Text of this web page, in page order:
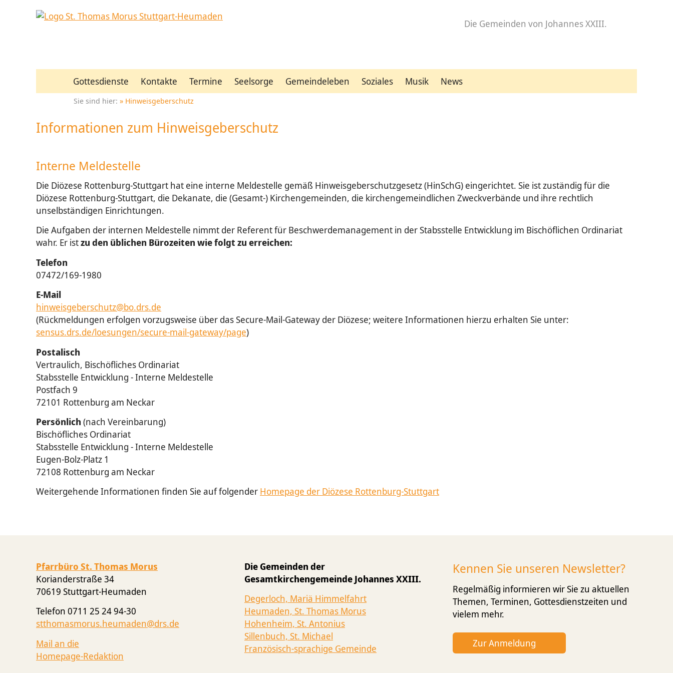
Die Gemeinden von Johannes XXIII.
Gottesdienste Kontakte Termine Seelsorge Gemeindeleben Soziales Musik News
Hinweisgeberschutz
Informationen zum Hinweisgeberschutz
Interne Meldestelle
Die Diözese Rottenburg-Stuttgart hat eine interne Meldestelle gemäß Hinweisgeberschutzgesetz (HinSchG) eingerichtet. Sie ist zuständig für die
Diözese Rottenburg-Stuttgart, die Dekanate, die (Gesamt-) Kirchengemeinden, die kirchengemeindlichen Zweckverbände und ihre rechtlich
unselbständigen Einrichtungen.
Die Aufgaben der internen Meldestelle nimmt der Referent für Beschwerdemanagement in der Stabsstelle Entwicklung im Bischöflichen Ordinariat
wahr. Er istzu den üblichen Bürozeiten wie folgt zu erreichen:
Telefon
07472/169-1980
E-Mail
hinweisgeberschutz@bo.drs.de
(Rückmeldungen erfolgen vorzugsweise über das Secure-Mail-Gateway der Diözese; weitere Informationen hierzu erhalten Sie unter:
sensus.drs.de/loesungen/secure-mail-gateway/page)
Postalisch
Vertraulich, Bischöfliches Ordinariat
Stabsstelle Entwicklung - Interne Meldestelle
Postfach 9
72101 Rottenburg am Neckar
Persönlich (nach Vereinbarung)
Bischöfliches Ordinariat
Stabsstelle Entwicklung - Interne Meldestelle
Eugen-Bolz-Platz 1
72108 Rottenburg am Neckar
Weitergehende Informationen finden Sie auf folgender Homepage der Diözese Rottenburg-Stuttgart
Pfarrbüro St. Thomas Morus
Korianderstraße 34
70619 Stuttgart-Heumaden
Telefon 0711 25 24 94-30
stthomasmorus.heumaden@drs.de
Mail an die
Homepage-Redaktion
Die Gemeinden der
Gesamtkirchengemeinde Johannes XXIII.
Degerloch, Mariä Himmelfahrt
Heumaden, St. Thomas Morus
Hohenheim, St. Antonius
Sillenbuch, St. Michael
Französisch-sprachige Gemeinde
Kennen Sie unseren Newsletter?
Regelmäßig informieren wir Sie zu aktuellen
Themen, Terminen, Gottesdienst­zeiten und
vielem mehr.
Zur Anmeldung